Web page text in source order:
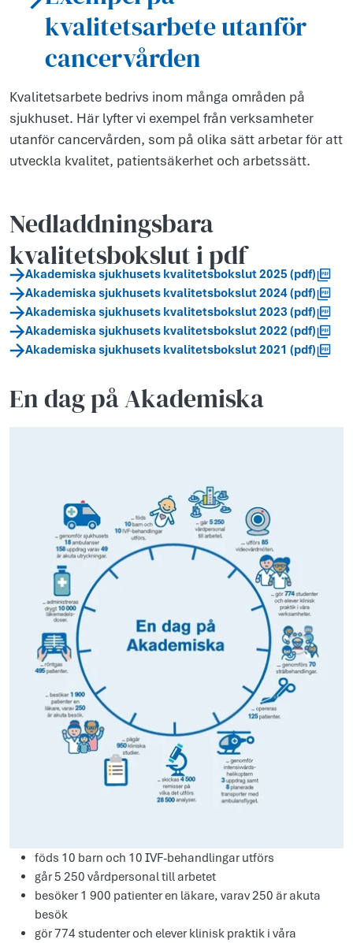
kvalitetsarbete utanför
cancervården
Kvalitetsarbete bedrivs inom många områden på
sjukhuset. Här lyfter vi exempel från verksamheter
utanför cancervården, som på olika sätt arbetar för att
utveckla kvalitet, patientsäkerhet och arbetssätt.
Nedladdningsbara
kvalitetsbokslut i pdf
Akademiska sjukhusets kvalitetsbokslut 2025 (pdf)
Akademiska sjukhusets kvalitetsbokslut 2024 (pdf)
Akademiska sjukhusets kvalitetsbokslut 2023 (pdf)
Akademiska sjukhusets kvalitetsbokslut 2022 (pdf)
Akademiska sjukhusets kvalitetsbokslut 2021 (pdf)
En dag på Akademiska
föds 10 barn och 10 IVF-behandlingar utförs
går 5 250 vårdpersonal till arbetet
besöker 1 900 patienter en läkare, varav 250 är akuta
besök
gör 774 studenter och elever klinisk praktik i våra